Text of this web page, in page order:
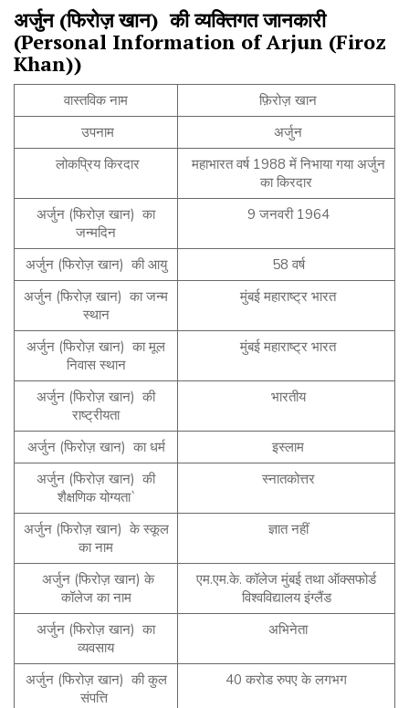
अर्जुन(फिरोज़ खान)की व्यक्तिगत जानकारी
(Personal Information of Arjun (Firoz
Khan))
वास्तविक नाम
फ़िरोज़ खान
उपनाम
अर्जुन
लोकप्रिय किरदार
महाभारत वर्ष 1988 में निभाया गया अर्जुन
का किरदार
अर्जुन (फिरोज़ खान) का
जन्मदिन
9 जनवरी 1964
अर्जुन (फिरोज़ खान) की आयु
58 वर्ष
अर्जुन (फिरोज़ खान) का जन्म
स्थान
मुंबई महाराष्ट्र भारत
अर्जुन (फिरोज़ खान) का मूल
निवास स्थान
मुंबई महाराष्ट्र भारत
अर्जुन (फिरोज़ खान) की
राष्ट्रीयता
भारतीय
अर्जुन (फिरोज़ खान) का धर्म
इस्लाम
अर्जुन (फिरोज़ खान) की
शैक्षणिक योग्यता`
स्नातकोत्तर
अर्जुन (फिरोज़ खान) के स्कूल
का नाम
ज्ञात नहीं
अर्जुन (फिरोज़ खान) के
कॉलेज का नाम
एम.एम.के. कॉलेज मुंबई तथा ऑक्सफोर्ड
विश्वविद्यालय इंग्लैंड
अर्जुन (फिरोज़ खान) का
व्यवसाय
अभिनेता
अर्जुन (फिरोज़ खान) की कुल
संपत्ति
40 करोड रुपए के लगभग